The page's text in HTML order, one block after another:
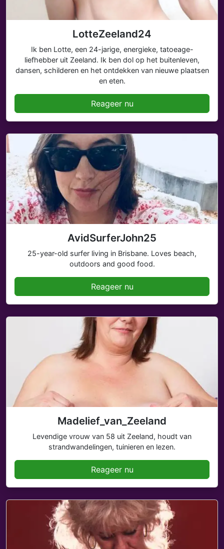
LotteZeeland24
Ik ben Lotte, een 24-jarige, energieke, tatoeage-
liefhebber uit Zeeland. Ik ben dol op het buitenleven,
dansen, schilderen en het ontdekken van nieuwe plaatsen
en eten.
Reageer nu
AvidSurferJohn25
25-year-old surfer living in Brisbane. Loves beach,
outdoors and good food.
Reageer nu
Madelief_van_Zeeland
Levendige vrouw van 58 uit Zeeland, houdt van
strandwandelingen, tuinieren en lezen.
Reageer nu